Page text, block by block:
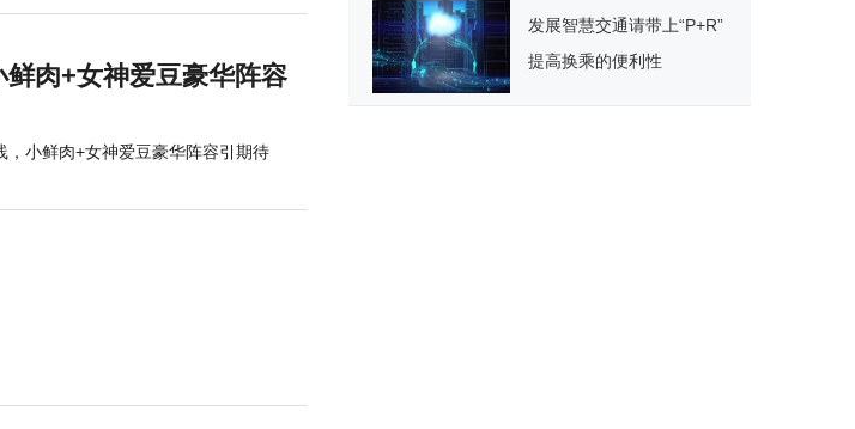
肉+女神爱豆豪华阵容
，小鲜肉+女神爱豆豪华阵容引期待
发展智慧交通请带上“P+R”
提高换乘的便利性